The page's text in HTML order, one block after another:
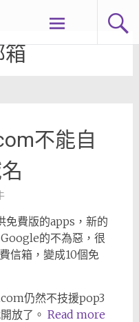
箱
不能自
費版的apps，新的
的不為惡，很
信箱，變成10個免
仍然不技援pop3
放了。 Read more